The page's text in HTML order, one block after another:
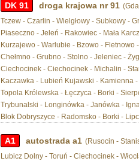
DK 91 droga krajowa nr 91
Tczew - Czarlin - Wielgłowy - Subkowy -
Piaseczno - Jeleń - Rakowiec - Mała
Kurzajewo - Warlubie - Bzowo - Fletnowo
Chełmno - Grubno - Stolno - Jeleniec -
Ciechocinek - Ciechocinek - Michalin -
Kaczawka - Lubień Kujawski - Kamienna
Topola Królewska - Łęczyca - Borki -
Trybunalski - Longinówka - Janówka -
Blok Dobryszyce - Radomsko - Borki -
A1 autostrada a1 (Rusocin -
Lubicz Dolny - Toruń - Ciechocinek -